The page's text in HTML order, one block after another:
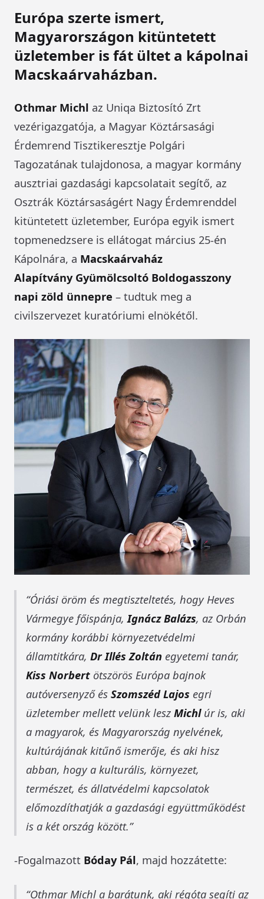
Európa szerte ismert,
Magyarországon kitüntetett
üzletember is fát ültet a kápolnai
Macskaárvaházban.
Othmar Michl az Uniqa Biztosító Zrt
vezérigazgatója, a Magyar Köztársasági
Érdemrend Tisztikeresztje Polgári
Tagozatának tulajdonosa, a magyar kormány
ausztriai gazdasági kapcsolatait segítő, az
Osztrák Köztársaságért Nagy Érdemrenddel
kitüntetett üzletember, Európa egyik ismert
topmenedzsere is ellátogat március 25-én
Kápolnára, a Macskaárvaház
Alapítvány Gyümölcsoltó Boldogasszony
napi zöld ünnepre – tudtuk meg a
civilszervezet kuratóriumi elnökétől.
Óriási öröm és megtiszteltetés, hogy Heves
Vármegye főispánja,Ignácz Balázs, az Orbán
kormány korábbi környezetvédelmi
államtitkára, Dr Illés Zoltán egyetemi tanár,
Kiss Norbert ötszörös Európa bajnok
autóversenyző és Szomszéd Lajos egri
üzletember mellett velünk lesz Michlúr is, aki
a magyarok, és Magyarország nyelvének,
kultúrájának kitűnő ismerője, és aki hisz
abban, hogy a kulturális, környezet,
természet, és állatvédelmi kapcsolatok
előmozdíthatják a gazdasági együttműködést
is a két ország között.
-Fogalmazott Bóday Pál, majd hozzátette:
Othmar Michl a barátunk, aki régóta segíti az